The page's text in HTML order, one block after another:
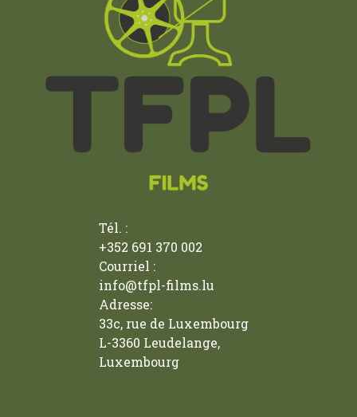
Tél. :
+352 691 370 002
Courriel :
info@tfpl-films.lu
Adresse:
33c, rue de Luxembourg
L-3360 Leudelange,
Luxembourg